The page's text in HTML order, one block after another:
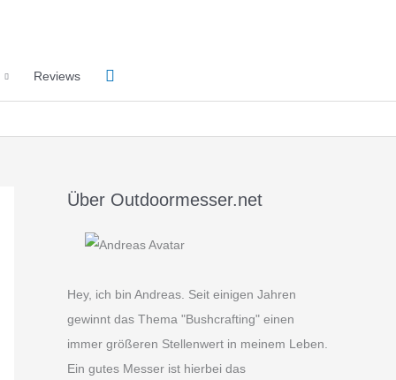
Reviews Suchen
Über Outdoormesser.net
Hey, ich bin Andreas. Seit einigen Jahren
gewinnt das Thema "Bushcrafting" einen
immer größeren Stellenwert in meinem Leben.
Ein gutes Messer ist hierbei das